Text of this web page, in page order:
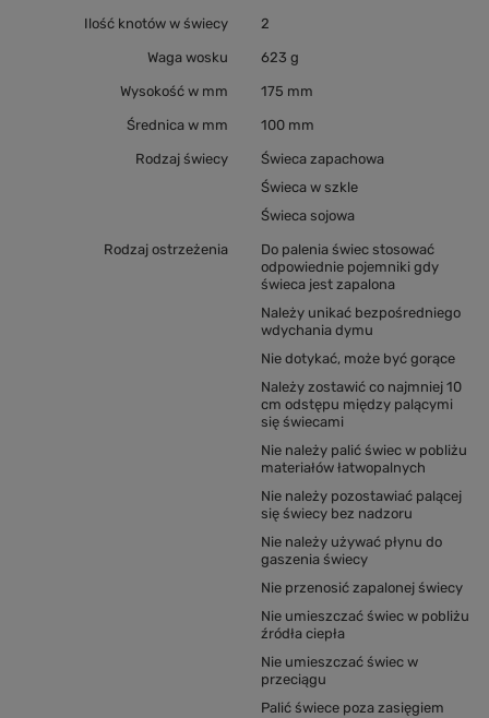
Ilość knotów w świecy 2
Waga wosku 623 g
Wysokość w mm 175 mm
Średnica w mm 100 mm
Rodzaj świecy
Świeca zapachowa
Świeca w szkle
Świeca sojowa
Rodzaj ostrzeżenia
Do palenia świec stosować
odpowiednie pojemniki gdy
świeca jest zapalona
Należy unikać bezpośredniego
wdychania dymu
Nie dotykać, może być gorące
Należy zostawić co najmniej 10
cm odstępu między palącymi
się świecami
Nie należy palić świec w pobliżu
materiałów łatwopalnych
Nie należy pozostawiać palącej
się świecy bez nadzoru
Nie należy używać płynu do
gaszenia świecy
Nie przenosić zapalonej świecy
Nie umieszczać świec w pobliżu
źródła ciepła
Nie umieszczać świec w
przeciągu
Palić świece poza zasięgiem